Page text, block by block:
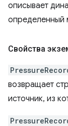
описывает
определенный
Свойства
возвращает
источник, из